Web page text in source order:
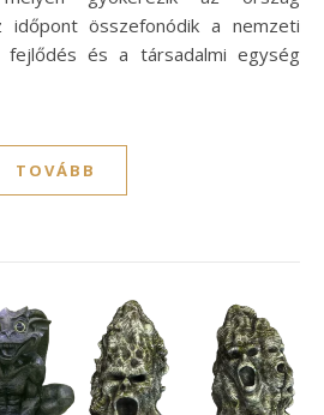
időpont összefonódik a nemzeti
fejlődés és a társadalmi egység
TOVÁBB